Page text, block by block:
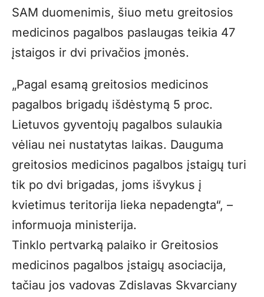
SAM duomenimis, šiuo metu greitosios
medicinos pagalbos paslaugas teikia 47
įstaigos ir dvi privačios įmonės.
„Pagal esamą greitosios medicinos
pagalbos brigadų išdėstymą 5 proc.
Lietuvos gyventojų pagalbos sulaukia
vėliau nei nustatytas laikas. Dauguma
greitosios medicinos pagalbos įstaigų turi
tik po dvi brigadas, joms išvykus į
kvietimus teritorija lieka nepadengta“, –
informuoja ministerija.
Tinklo pertvarką palaiko ir Greitosios
medicinos pagalbos įstaigų asociacija,
tačiau jos vadovas Zdislavas Skvarciany